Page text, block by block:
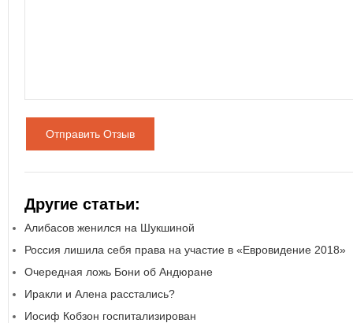
Отправить Отзыв
Другие статьи:
Алибасов женился на Шукшиной
Россия лишила себя права на участие в «Евровидение 2018»
Очередная ложь Бони об Андюране
Иракли и Алена расстались?
Иосиф Кобзон госпитализирован